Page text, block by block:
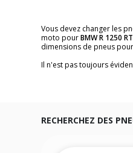
Vous devez changer les
moto pourBMW R 1250 RT
dimensions de pneus
Il n'est pas toujours
Vous ne savez pas
facilement.
RECHERCHEZ DES